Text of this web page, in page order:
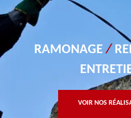
RAMONAGE/
VOIR NOS